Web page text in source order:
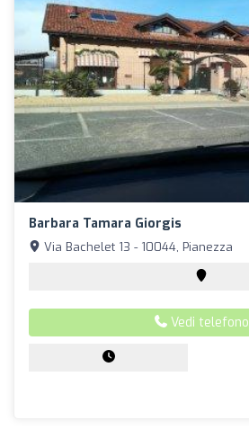
Barbara Tamara Giorgis
Via Bachelet 13 - 10044, Pianezza
Vedi telefono